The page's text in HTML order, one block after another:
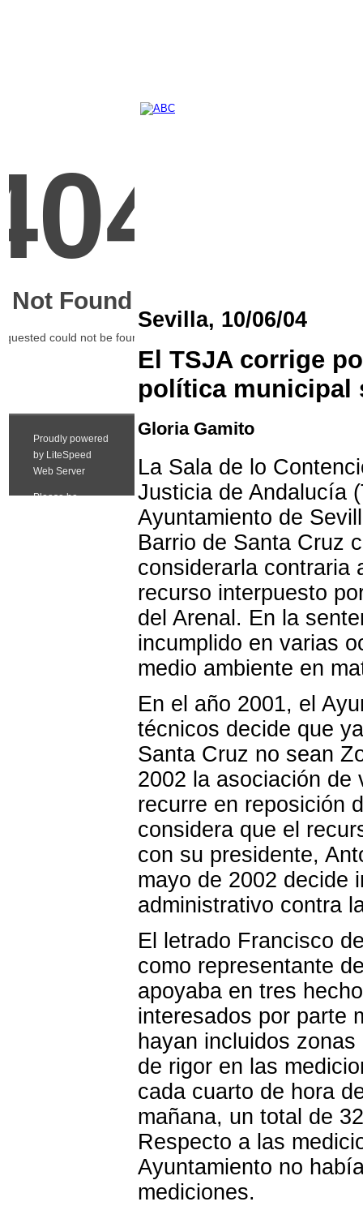
Sevilla, 10/06/04
El TSJA corrige
política municipal
Gloria Gamito
La Sala de lo
Justicia de Andalucía
Ayuntamiento de
Barrio de Santa Cruz
considerarla contraria
recurso interpuesto
del Arenal. En la
incumplido en varias
medio ambiente en
En el año 2001, el
técnicos decide que
Santa Cruz no sean
2002 la asociación de
recurre en reposición
considera que el
con su presidente,
mayo de 2002 decide
administrativo contra
El letrado Francisco
como representante
apoyaba en tres
interesados por parte
hayan incluidos
de rigor en las
cada cuarto de hora
mañana, un total de
Respecto a las
Ayuntamiento no
mediciones.